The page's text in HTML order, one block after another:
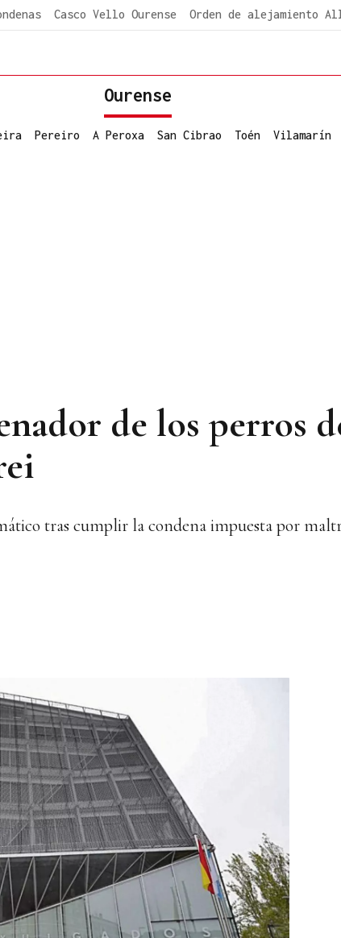
Casco Vello Ourense Orden de alejamiento
Ourense
Pereiro A Peroxa San Cibrao Toén Vilamarín
de los perros
tras cumplir la condena impuesta por